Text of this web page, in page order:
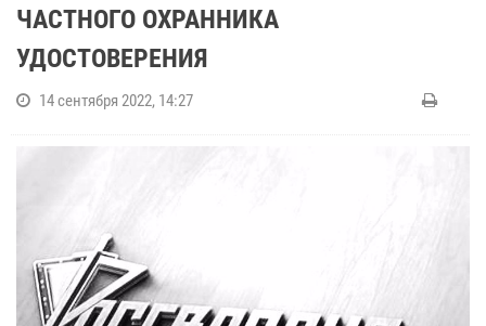
ЧАСТНОГО ОХРАННИКА
УДОСТОВЕРЕНИЯ
14 сентября 2022, 14:27